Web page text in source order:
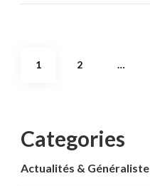
Pagination
PAGE
1 PAGE
2 …
Categories
Actualités & Généraliste